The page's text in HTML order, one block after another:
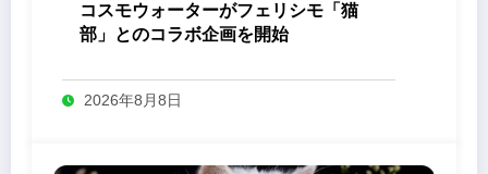
コスモウォーターがフェリシモ「猫
部」とのコラボ企画を開始
2026年8月8日